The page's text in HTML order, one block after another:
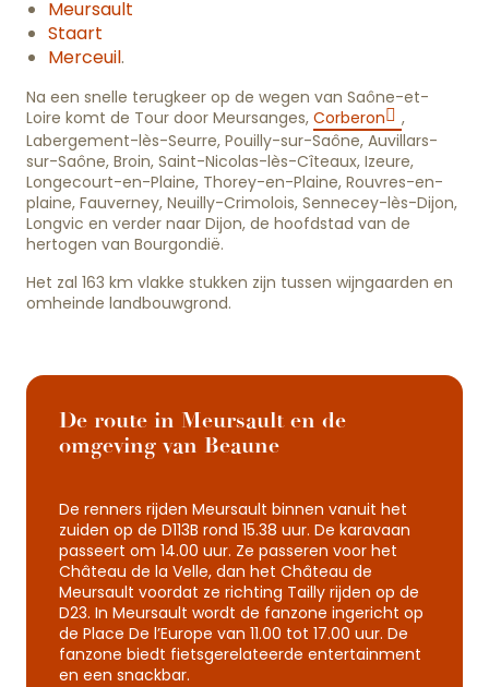
Meursault
Staart
Merceuil.
Na een snelle terugkeer op de wegen van Saône-et-
Loire komt de Tour door Meursanges, Corberon
,
Labergement-lès-Seurre, Pouilly-sur-Saône, Auvillars-
sur-Saône, Broin, Saint-Nicolas-lès-Cîteaux, Izeure,
Longecourt-en-Plaine, Thorey-en-Plaine, Rouvres-en-
plaine, Fauverney, Neuilly-Crimolois, Sennecey-lès-Dijon,
Longvic en verder naar Dijon, de hoofdstad van de
hertogen van Bourgondië.
Het zal 163 km vlakke stukken zijn tussen wijngaarden en
omheinde landbouwgrond.
De route in Meursault en de
omgeving van Beaune
De renners rijden Meursault binnen vanuit het
zuiden op de D113B rond 15.38 uur. De karavaan
passeert om 14.00 uur. Ze passeren voor het
Château de la Velle, dan het Château de
Meursault voordat ze richting Tailly rijden op de
D23. In Meursault wordt de fanzone ingericht op
de Place De l’Europe van 11.00 tot 17.00 uur. De
fanzone biedt fietsgerelateerde entertainment
en een snackbar.